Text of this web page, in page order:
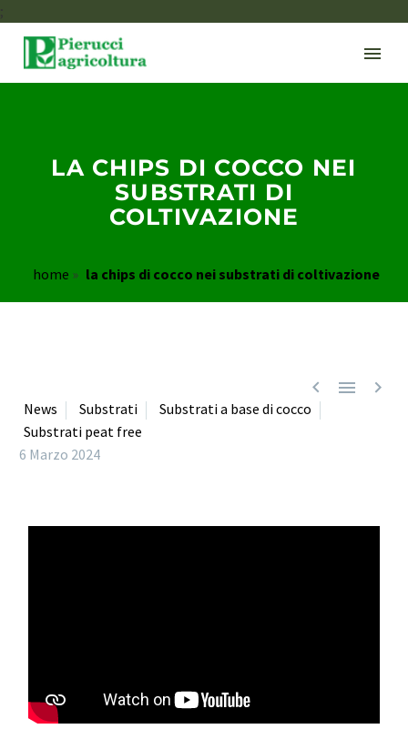
;
LA CHIPS DI COCCO NEI
SUBSTRATI DI
COLTIVAZIONE
home » la chips di cocco nei substrati di coltivazione
  
News Substrati
Substrati a base di cocco
Substrati peat free
6 Marzo 2024